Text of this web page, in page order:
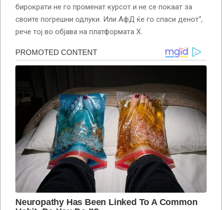
бирократи не го променат курсот и не се покаат за
своите погрешни одлуки. Или АфД ќе го спаси денот“,
рече тој во објава на платформата X.